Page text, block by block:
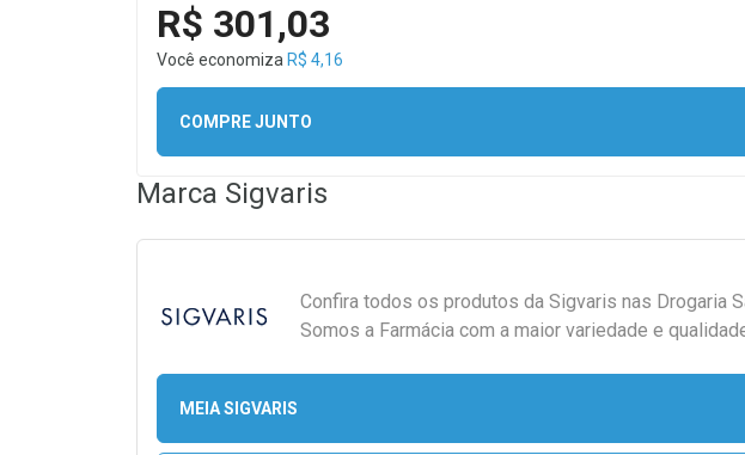
R$ 301,03
Você economiza R$ 4,16
COMPRE JUNTO
Marca Sigvaris
Confira todos os produtos da Sigvaris nas Drogaria
Somos a Farmácia com a maior variedade e
MEIA SIGVARIS